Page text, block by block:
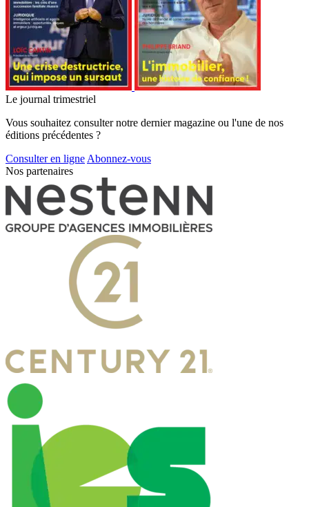
Le journal trimestriel
Vous souhaitez consulter notre dernier magazine ou l'une de nos
éditions précédentes ?
Consulter en ligne Abonnez-vous
Nos partenaires